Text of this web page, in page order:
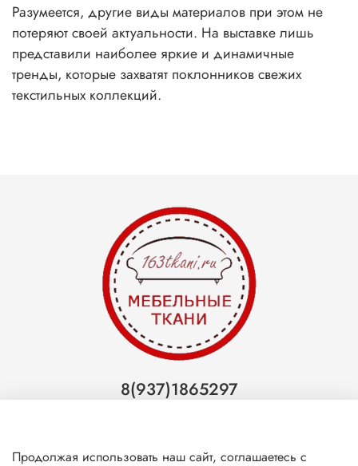
Разумеется, другие виды материалов при этом не
потеряют своей актуальности. На выставке лишь
представили наиболее яркие и динамичные
тренды, которые захватят поклонников свежих
текстильных коллекций.
8(937)1865297
Продолжая использовать наш сайт, соглашаетесь с